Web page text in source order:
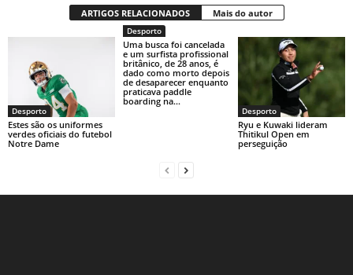
ARTIGOS RELACIONADOS Mais do autor
Desporto
Estes são os uniformes
verdes oficiais do futebol
Notre Dame
Desporto
Uma busca foi cancelada
e um surfista profissional
britânico, de 28 anos, é
dado como morto depois
de desaparecer enquanto
praticava paddle
boarding na...
Desporto
Ryu e Kuwaki lideram
Thitikul Open em
perseguição